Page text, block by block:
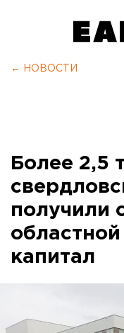
← НОВОСТИ
Более 2,5
получили
капитал